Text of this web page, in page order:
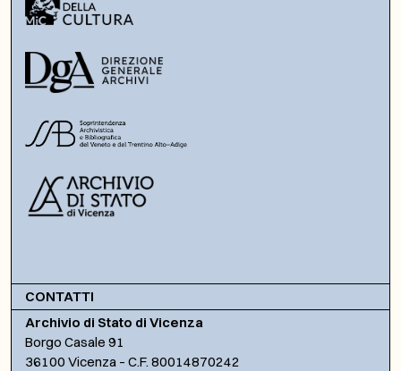
CONTATTI
Archivio di Stato di Vicenza
Borgo Casale 91
36100 Vicenza – C.F. 80014870242